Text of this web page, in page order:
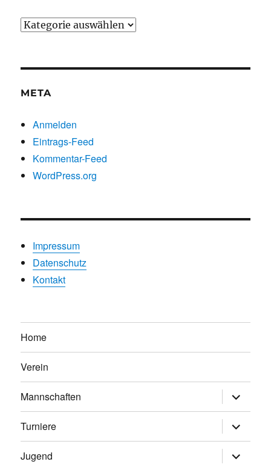
Beiträge
META
Anmelden
Eintrags-Feed
Kommentar-Feed
WordPress.org
Impressum
Datenschutz
Kontakt
Home
Verein
Mannschaften
anzeigen
Turniere
anzeigen
Jugend
anzeigen